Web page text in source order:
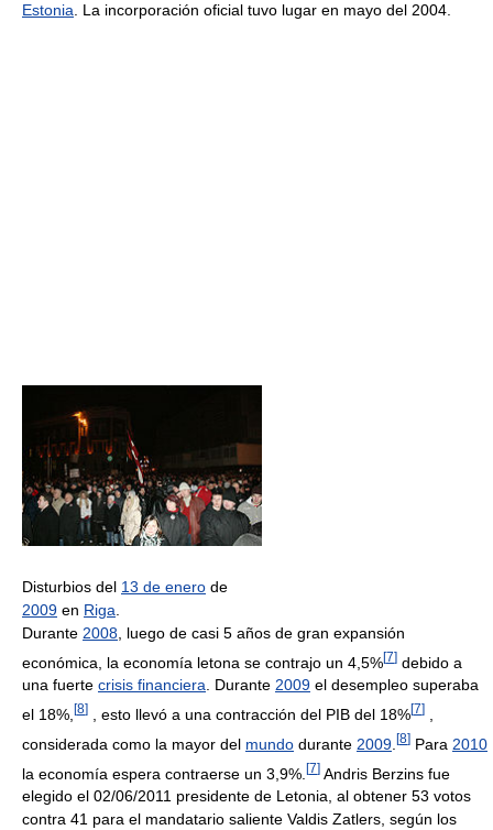
Estonia . La incorporación oficial tuvo lugar en mayo del 2004.
Disturbios del 13 de enero de
2009 en Riga
Durante 2008 , luego de casi 5 años de gran expansión
económica, la economía letona se contrajo un 4,5%[7] debido a
una fuerte crisis financiera . Durante 2009 el desempleo superaba
el 18%, [8] , esto llevó a una contracción del PIB del 18%[7]
considerada como la mayor del mundo durante 2009 [8] Para 2010
la economía espera contraerse un 3,9%. [7] Andris Berzins fue
elegido el 02/06/2011 presidente de Letonia, al obtener 53 votos
contra 41 para el mandatario saliente Valdis Zatlers, según los